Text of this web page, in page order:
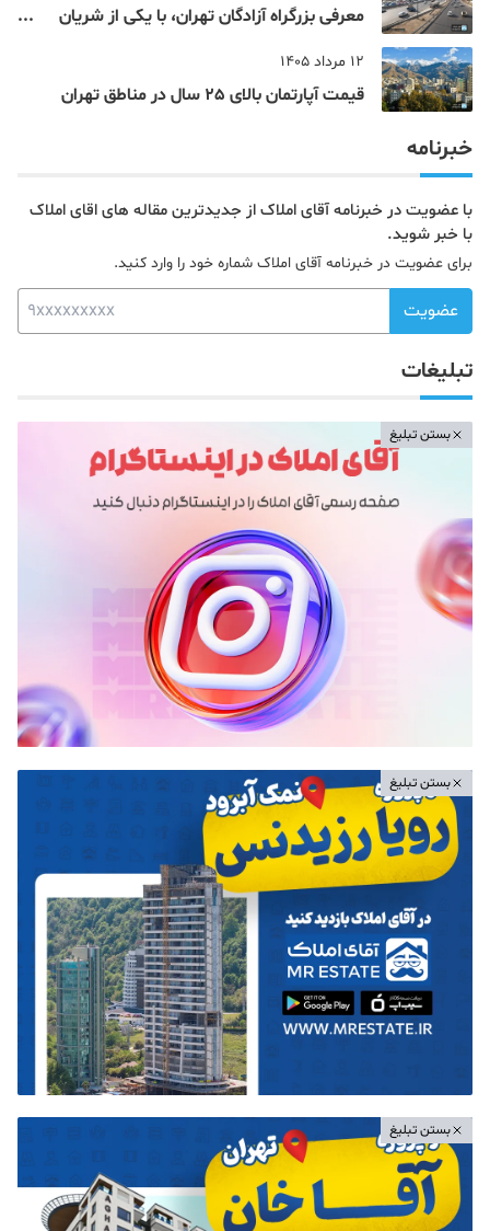
معرفی بزرگراه آزادگان تهران، با یکی از شریان
12 مرداد 1405
قیمت آپارتمان بالای 25 سال در مناطق تهران
خبرنامه
با عضویت در خبرنامه آقای املاک از جدیدترین مقاله های اقای املاک
با خبر شوید.
برای عضویت در خبرنامه آقای املاک شماره خود را وارد کنید.
عضویت
تبلیغات
بستن تبلیغ
بستن تبلیغ
بستن تبلیغ